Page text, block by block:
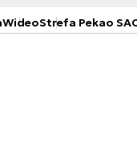
WideoStrefa Pekao SA